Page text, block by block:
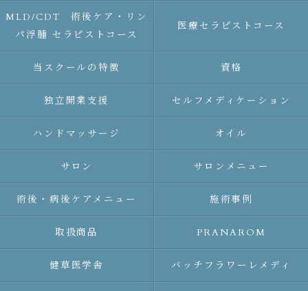
MLD/CDT 術後ケア・リン
パ浮腫 セラピストコース
医療セラピストコース
当スクールの特徴 資格
独立開業支援 セルフメディケーション
ハンドマッサージ オイル
サロン サロンメニュー
術後・病後ケアメニュー 施術事例
取扱商品 PRANAROM
健草医学舎 バッチフラワーレメディ